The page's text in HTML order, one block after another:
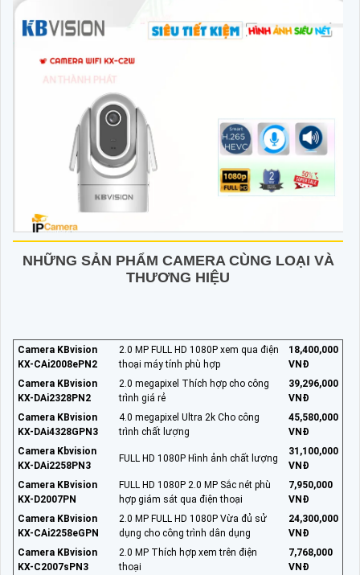
NHỮNG SẢN PHẨM CAMERA CÙNG LOẠI VÀ
THƯƠNG HIỆU
Camera KBvision
KX-CAi2008ePN2
2.0 MP FULL HD 1080P xem qua điện
thoại máy tính phù hợp
18,400,000
VNĐ
Camera KBvision
KX-DAi2328PN2
2.0 megapixel Thích hợp cho công
trình giá rẻ
39,296,000
VNĐ
Camera KBvision
KX-DAi4328GPN3
4.0 megapixel Ultra 2k Cho công
trình chất lượng
45,580,000
VNĐ
Camera Kbvision
KX-DAi2258PN3
FULL HD 1080P Hình ảnh chất lượng
31,100,000
VNĐ
Camera KBvision
KX-D2007PN
FULL HD 1080P 2.0 MP Sắc nét phù
hợp giám sát qua điện thoại
7,950,000
VNĐ
Camera KBvision
KX-CAi2258eGPN
2.0 MP FULL HD 1080P Vừa đủ sử
dụng cho công trình dân dụng
24,300,000
VNĐ
Camera KBvision
KX-C2007sPN3
2.0 MP Thích hợp xem trên điện
thoại
7,768,000
VNĐ